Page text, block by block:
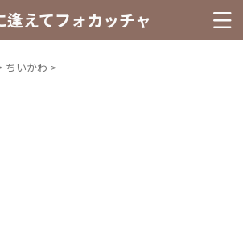
逢えてフォカッチャ
ちいかわ >